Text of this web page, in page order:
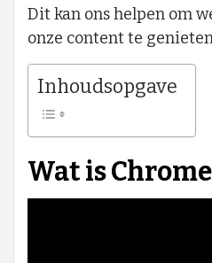
Dit kan ons helpen om
onze content te
Inhoudsopgave
Wat is